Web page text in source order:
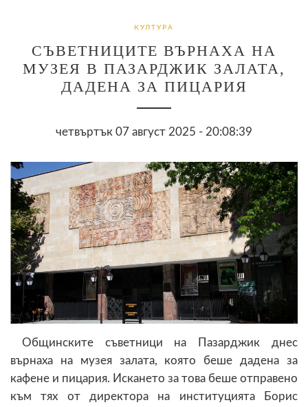
КУЛТУРА
СЪВЕТНИЦИТЕ ВЪРНАХА НА
МУЗЕЯ В ПАЗАРДЖИК ЗАЛАТА,
ДАДЕНА ЗА ПИЦАРИЯ
четвъртък 07 август 2025 - 20:08:39
Общинските съветници на Пазарджик днес
върнаха на музея залата, която беше дадена за
кафене и пицария. Искането за това беше отправено
към тях от директора на институцията Борис